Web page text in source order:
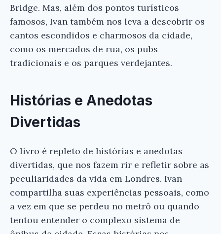
Bridge. Mas, além dos pontos turísticos
famosos, Ivan também nos leva a descobrir os
cantos escondidos e charmosos da cidade,
como os mercados de rua, os pubs
tradicionais e os parques verdejantes.
Histórias e Anedotas
Divertidas
O livro é repleto de histórias e anedotas
divertidas, que nos fazem rir e refletir sobre as
peculiaridades da vida em Londres. Ivan
compartilha suas experiências pessoais, como
a vez em que se perdeu no metrô ou quando
tentou entender o complexo sistema de